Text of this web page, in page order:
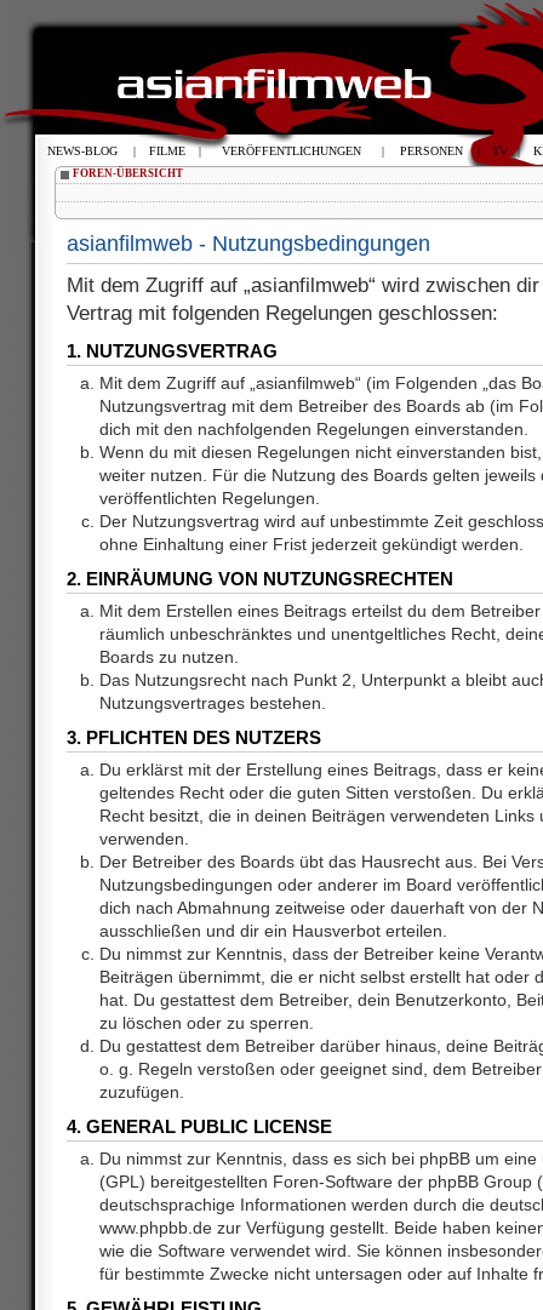
FOREN-ÜBERSICHT
asianfilmweb - Nutzungsbedingungen
Mit dem Zugriff auf „asianfilmweb“ wird zwischen
Vertrag mit folgenden Regelungen geschlossen:
1. NUTZUNGSVERTRAG
Mit dem Zugriff auf „asianfilmweb“ (im Folgenden „das
Nutzungsvertrag mit dem Betreiber des Boards ab (im
dich mit den nachfolgenden Regelungen einverstanden.
Wenn du mit diesen Regelungen nicht einverstanden
weiter nutzen. Für die Nutzung des Boards gelten jeweils
veröffentlichten Regelungen.
Der Nutzungsvertrag wird auf unbestimmte Zeit
ohne Einhaltung einer Frist jederzeit gekündigt werden.
2. EINRÄUMUNG VON NUTZUNGSRECHTEN
Mit dem Erstellen eines Beitrags erteilst du dem
räumlich unbeschränktes und unentgeltliches Recht,
Boards zu nutzen.
Das Nutzungsrecht nach Punkt 2, Unterpunkt a bleibt
Nutzungsvertrages bestehen.
3. PFLICHTEN DES NUTZERS
Du erklärst mit der Erstellung eines Beitrags, dass er
geltendes Recht oder die guten Sitten verstoßen. Du
Recht besitzt, die in deinen Beiträgen verwendeten Links
verwenden.
Der Betreiber des Boards übt das Hausrecht aus. Bei
Nutzungsbedingungen oder anderer im Board
dich nach Abmahnung zeitweise oder dauerhaft von der
ausschließen und dir ein Hausverbot erteilen.
Du nimmst zur Kenntnis, dass der Betreiber keine
Beiträgen übernimmt, die er nicht selbst erstellt hat oder
hat. Du gestattest dem Betreiber, dein Benutzerkonto,
zu löschen oder zu sperren.
Du gestattest dem Betreiber darüber hinaus, deine
o. g. Regeln verstoßen oder geeignet sind, dem
zuzufügen.
4. GENERAL PUBLIC LICENSE
Du nimmst zur Kenntnis, dass es sich bei phpBB um
(GPL) bereitgestellten Foren-Software der phpBB Group
deutschsprachige Informationen werden durch die
www.phpbb.de zur Verfügung gestellt. Beide haben
wie die Software verwendet wird. Sie können
für bestimmte Zwecke nicht untersagen oder auf Inhalte
NEWS-BLOG | FILME | VERÖFFENTLICHUNGEN | PERSONEN | TV |